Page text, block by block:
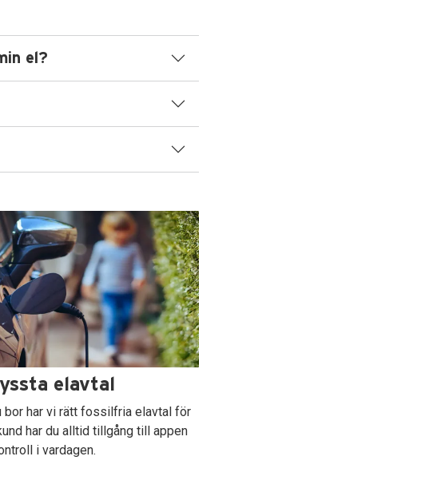
el?
elavtal
bor har vi rätt fossilfria elavtal för
har du alltid tillgång till appen
i vardagen.